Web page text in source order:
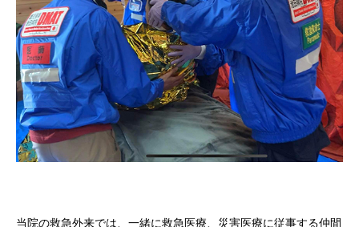
当院の救急外来では、一緒に救急医療、災害医療に従事する仲間